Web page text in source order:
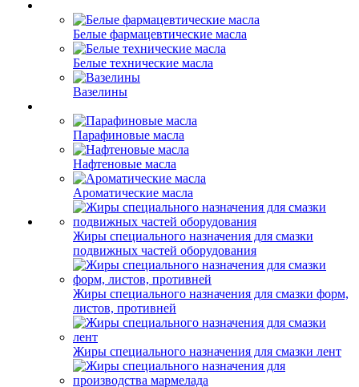
Белые фармацевтические масла
Белые технические масла
Вазелины
Парафиновые масла
Нафтеновые масла
Ароматические масла
Жиры специального назначения для смазки
подвижных частей оборудования
Жиры специального назначения для смазки форм,
листов, противней
Жиры специального назначения для смазки лент